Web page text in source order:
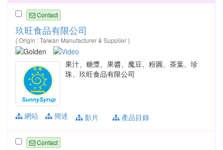
Contact
玖旺食品有限公司
( Origin : Taiwan Manufacturer & Supplier )
果汁、糖漿、果醬、魔豆、粉圓、茶葉、珍
珠、玖旺食品有限公司
網站 簡述 影片 產品目錄
Contact